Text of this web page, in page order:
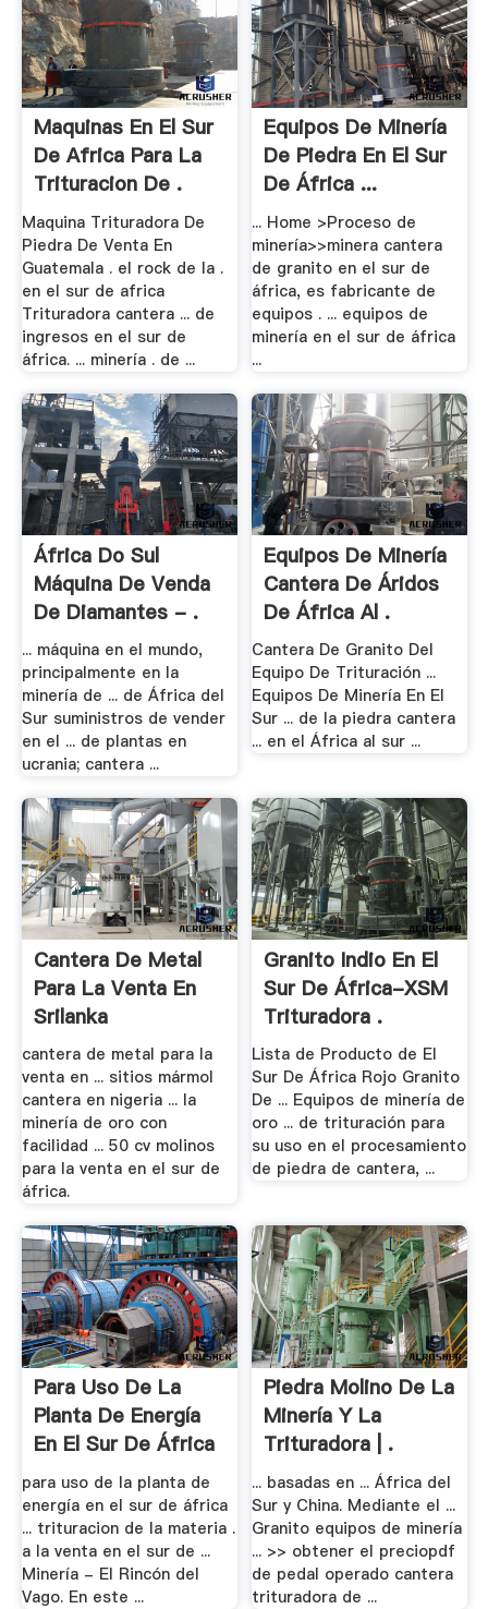
Maquinas En El Sur
De Africa Para La
Trituracion De .
Maquina Trituradora De
Piedra De Venta En
Guatemala . el rock de la .
en el sur de africa
Trituradora cantera ... de
ingresos en el sur de
áfrica. ... minería . de ...
Equipos De Minería
De Piedra En El Sur
De África ...
... Home >Proceso de
minería>>minera cantera
de granito en el sur de
áfrica, es fabricante de
equipos . ... equipos de
minería en el sur de áfrica
...
África Do Sul
Máquina De Venda
De Diamantes - .
... máquina en el mundo,
principalmente en la
minería de ... de África del
Sur suministros de vender
en el ... de plantas en
ucrania; cantera ...
Equipos De Minería
Cantera De Áridos
De África Al .
Cantera De Granito Del
Equipo De Trituración ...
Equipos De Minería En El
Sur ... de la piedra cantera
... en el África al sur ...
Cantera De Metal
Para La Venta En
Srilanka
cantera de metal para la
venta en ... sitios mármol
cantera en nigeria ... la
minería de oro con
facilidad ... 50 cv molinos
para la venta en el sur de
áfrica.
Granito Indio En El
Sur De África-XSM
Trituradora .
Lista de Producto de El
Sur De África Rojo Granito
De ... Equipos de minería de
oro ... de trituración para
su uso en el procesamiento
de piedra de cantera, ...
Para Uso De La
Planta De Energía
En El Sur De África
...
para uso de la planta de
energía en el sur de áfrica
... trituracion de la materia .
a la venta en el sur de ...
Minería - El Rincón del
Vago. En este ...
Piedra Molino De La
Minería Y La
Trituradora | .
... basadas en ... África del
Sur y China. Mediante el ...
Granito equipos de minería
... >> obtener el preciopdf
de pedal operado cantera
trituradora de ...